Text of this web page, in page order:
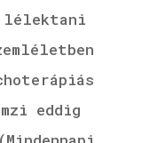
lélektani
eddig